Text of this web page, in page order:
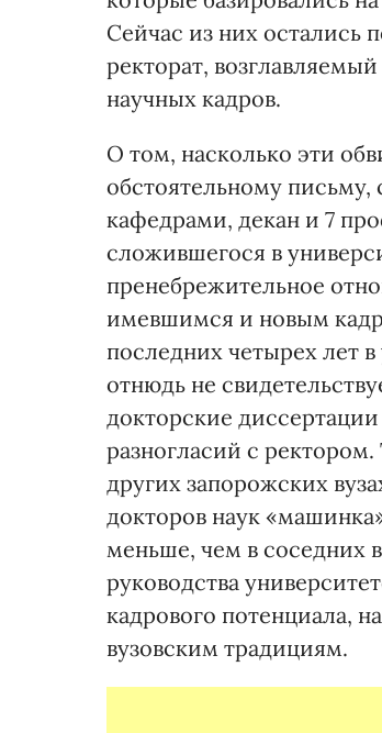
Сейчас из них остались
ректорат,
научных кадров.
О том, насколько эти
обстоятельному
кафедрами, декан и 7
сложившегося в
пренебрежительное
имевшимся и новым
последних четырех лет в
отнюдь не
докторские
разногласий с
других запорожских
докторов наук
меньше, чем в соседних
руководства
кадрового потенциала,
вузовским традициям.